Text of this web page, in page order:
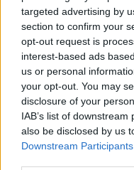
targeted advertising by
section to confirm your
opt-out request is
interest-based ads
us or personal
your opt-out. You may
disclosure of your
IAB’s list of
also be disclosed by us
Downstream Participants